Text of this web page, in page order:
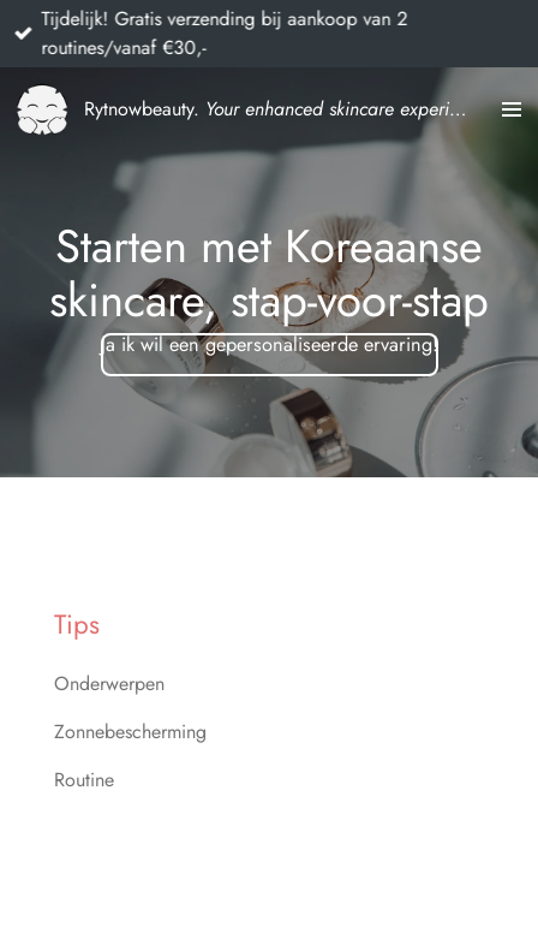
Ga
direct
naar
de
hoofdinhoud
Rytnowbeauty. Your enhanced skincare experience
Tijdelijk! Gratis verzending bij aankoop van 2
routines/vanaf €30,-
Starten met Koreaanse
skincare, stap-voor-stap
Ja ik wil een gepersonaliseerde ervaring!
Tips
Onderwerpen
Zonnebescherming
Routine